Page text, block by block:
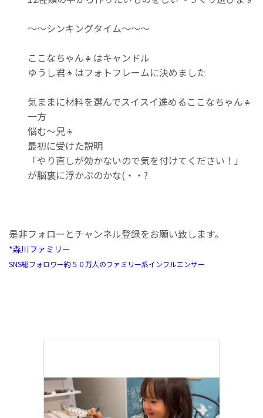
～～シンキングタイム～～～
ここなちゃん👧はキャンドル
ゆうし君👦はフォトフレームに決めました
気ままに材料を選んでスイスイ進めるここなちゃん👧
一方
悩む～兄👦
最初に受けた説明
「やり直しが効かないので気を付けてください！」
が脳裏に浮かぶのかな(・・?
是非フォローとチャンネル登録をお願い致します。
*森川ファミリー
SNS総フォロワー約５０万人のファミリー系インフルエンサー